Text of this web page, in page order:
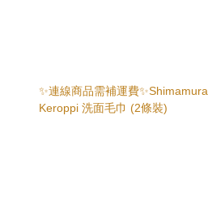
✨連線商品需補運費✨Shimamura
Keroppi 洗面毛巾 (2條裝)